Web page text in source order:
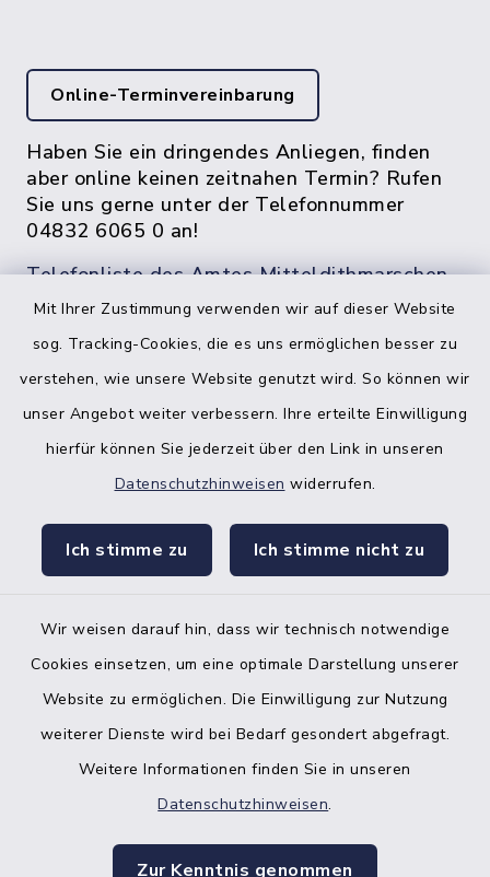
Mit Ihrer Zustimmung verwenden wir auf dieser Website
sog. Tracking-Cookies, die es uns ermöglichen besser zu
verstehen, wie unsere Website genutzt wird. So können wir
unser Angebot weiter verbessern. Ihre erteilte Einwilligung
hierfür können Sie jederzeit über den Link in unseren
Datenschutzhinweisen widerrufen.
Ich stimme zu Ich stimme nicht zu
Wir weisen darauf hin, dass wir technisch notwendige
Cookies einsetzen, um eine optimale Darstellung unserer
Website zu ermöglichen. Die Einwilligung zur Nutzung
weiterer Dienste wird bei Bedarf gesondert abgefragt.
Weitere Informationen finden Sie in unseren
Datenschutzhinweisen.
Zur Kenntnis genommen
Online-Terminvereinbarung
Haben Sie ein dringendes Anliegen, finden
aber online keinen zeitnahen Termin? Rufen
Sie uns gerne unter der Telefonnummer
04832 6065 0 an!
Telefonliste des Amtes Mitteldithmarschen
facebook
Bankverbindung der Amtskasse
Barrierefreiheit